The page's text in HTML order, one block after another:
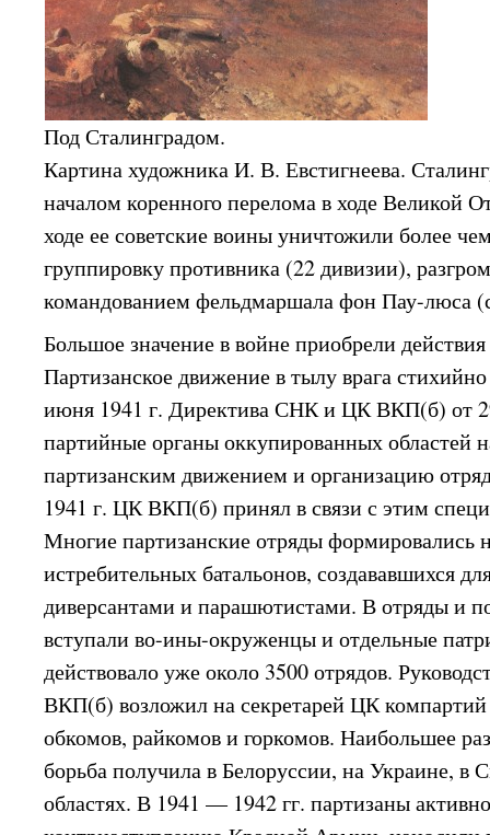
Под Сталинградом.
Картина художника И. В. Евстигнеева.
началом коренного перелома в ходе Великой
ходе ее советские воины уничтожили более
группировку противника (22 дивизии),
командованием фельдмаршала фон Пау-люса
Большое значение в войне приобрели
Партизанское движение в тылу врага
июня 1941 г. Директива СНК и ЦК ВКП(б) от
партийные органы оккупированных областей
партизанским движением и организацию
1941 г. ЦК ВКП(б) принял в связи с этим
Многие партизанские отряды формировались
истребительных батальонов, создававшихся
диверсантами и парашютистами. В отряды и
вступали во-ины-окруженцы и отдельные
действовало уже около 3500 отрядов.
ВКП(б) возложил на секретарей ЦК
обкомов, райкомов и горкомов. Наибольшее
борьба получила в Белоруссии, на Украине, в
областях. В 1941 — 1942 гг. партизаны